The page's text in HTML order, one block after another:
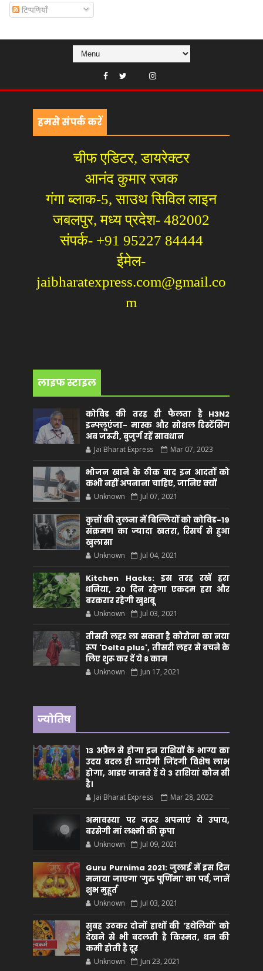
टिप्पणियाँ
हमसे संपर्क करें
चीफ एडिटर, डायरेक्टर
आनंद कुमार रजक
गंगा ब्लाक-5, साउथ सिविल लाइन
जबलपुर, मध्य प्रदेश- 482002
संपर्क- +91 95227 84444
ईमेल-
jaibharatexpress.com@gmail.co
m
लाइफ स्टाइल
कोविड की तरह ही फैलता है H3N2
इन्फ्लूएंजा- मास्क और सोशल डिस्टेंसिंग
अब जरूरी, बुजुर्ग रहें सावधान
Jai Bharat Express Mar 07, 2023
भोजन खाने के ठीक बाद इन आदतों को
कभी नहीं अपनाना चाहिए, जानिए क्यों
Unknown Jul 07, 2021
कुत्तों की तुलना में बिल्लियों को कोविड-19
संक्रमण का ज्यादा खतरा, रिसर्च से हुआ
खुलासा
Unknown Jul 04, 2021
Kitchen Hacks: इस तरह रखें हरा
धनिया, 20 दिन रहेगा एकदम हरा और
बरकरार रहेगी खुशबू
Unknown Jul 03, 2021
तीसरी लहर ला सकता है कोरोना का नया
रूप 'Delta plus', तीसरी लहर से बचने के
लिए शुरू कर दें ये 8 काम
Unknown Jun 17, 2021
ज्योतिष
13 अप्रैल से होगा इन राशियों के भाग्य का
उदय बदल ही जायेगी जिंदगी विशेष लाभ
होगा, आइए जानते हैं ये 3 राशियां कौन सीं
है।
Jai Bharat Express Mar 28, 2022
अमावस्या पर जरूर अपनाएं ये उपाय,
बरसेगी मां लक्ष्मी की कृपा
Unknown Jul 09, 2021
Guru Purnima 2021: जुलाई में इस दिन
मनाया जाएगा 'गुरु पूर्णिमा' का पर्व, जानें
शुभ मुहूर्त
Unknown Jul 03, 2021
सुबह उठकर दोनों हाथों की 'हथेलियों' को
देखने से भी बदलती है किस्मत, धन की
कमी होती है दूर
Unknown Jun 23, 2021